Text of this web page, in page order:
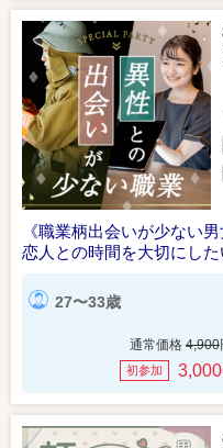
《職業柄出会いが少ない男
恋人との時間を大切にした
27〜33歳
通常価格 4,900
初参加 3,000